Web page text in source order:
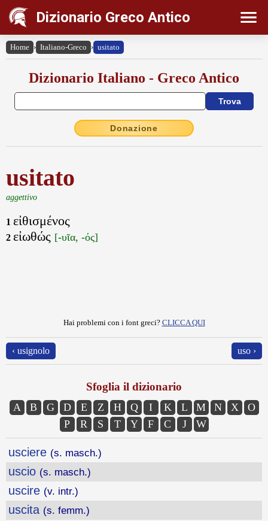
Dizionario Greco Antico
Home › Italiano-Greco › usitato
Dizionario Italiano - Greco Antico
Donazione
usitato
aggettivo
1 εἰθισμένος
2 εἰωθώς [-υῖα, -ός]
Hai problemi con i font greci? CLICCA QUI
‹ usignolo uso ›
Sfoglia il dizionario
A B G D E Z H Q I K L M N X
O
P
R S T Y F C J W
usciere (s. masch.)
uscio (s. masch.)
uscire (v. intr.)
uscita (s. femm.)